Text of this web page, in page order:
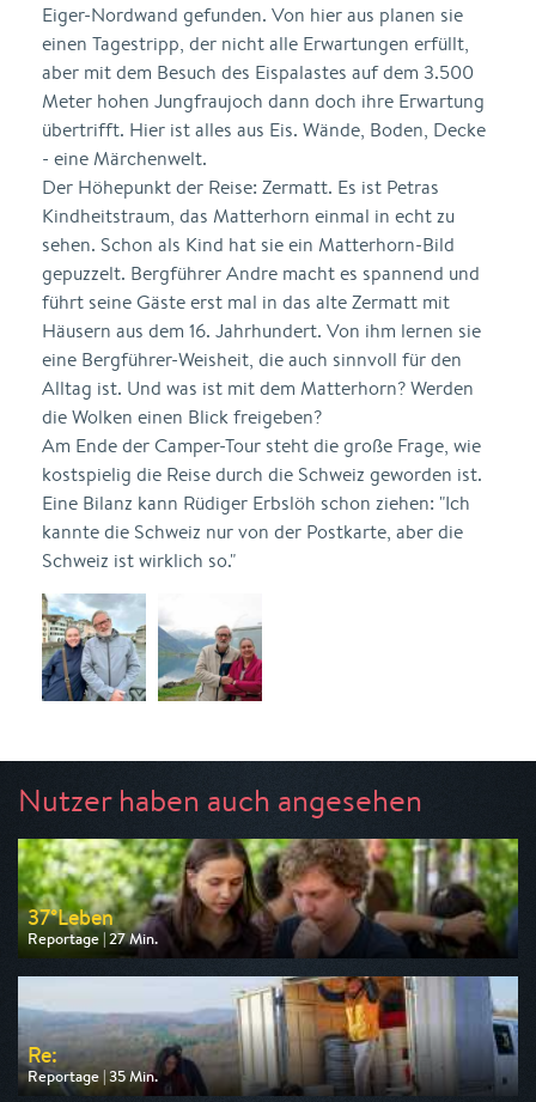
Eiger-Nordwand gefunden. Von hier aus planen sie
einen Tagestripp, der nicht alle Erwartungen erfüllt,
aber mit dem Besuch des Eispalastes auf dem 3.500
Meter hohen Jungfraujoch dann doch ihre Erwartung
übertrifft. Hier ist alles aus Eis. Wände, Boden, Decke
- eine Märchenwelt.
Der Höhepunkt der Reise: Zermatt. Es ist Petras
Kindheitstraum, das Matterhorn einmal in echt zu
sehen. Schon als Kind hat sie ein Matterhorn-Bild
gepuzzelt. Bergführer Andre macht es spannend und
führt seine Gäste erst mal in das alte Zermatt mit
Häusern aus dem 16. Jahrhundert. Von ihm lernen sie
eine Bergführer-Weisheit, die auch sinnvoll für den
Alltag ist. Und was ist mit dem Matterhorn? Werden
die Wolken einen Blick freigeben?
Am Ende der Camper-Tour steht die große Frage, wie
kostspielig die Reise durch die Schweiz geworden ist.
Eine Bilanz kann Rüdiger Erbslöh schon ziehen: "Ich
kannte die Schweiz nur von der Postkarte, aber die
Schweiz ist wirklich so."
Nutzer haben auch angesehen
37°Leben
Reportage | 27 Min.
Ausgestrahlt von ZDF
am 09.08.2026, 09:03
Re:
Reportage | 35 Min.
Ausgestrahlt von arte